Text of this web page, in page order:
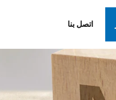
اتصل بنا